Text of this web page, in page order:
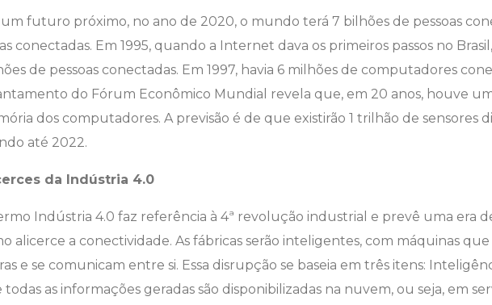
um futuro próximo, no ano de 2020, o mundo terá 7 bilhões de pessoas
conectadas. Em 1995, quando a Internet dava os primeiros passos no
de pessoas conectadas. Em 1997, havia 6 milhões de computadores
do Fórum Econômico Mundial revela que, em 20 anos, houve
dos computadores. A previsão é de que existirão 1 trilhão de sensores
até 2022.
da Indústria 4.0
Indústria 4.0 faz referência à 4ª revolução industrial e prevê uma era
alicerce a conectividade. As fábricas serão inteligentes, com máquinas
e se comunicam entre si. Essa disrupção se baseia em três itens:
todas as informações geradas são disponibilizadas na nuvem, ou seja, em